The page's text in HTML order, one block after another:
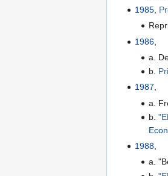
1985,
1986
a.
b.
1987,
a.
b.
1988
a.